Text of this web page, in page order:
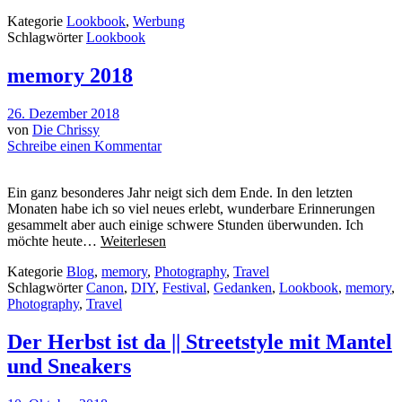
Kategorie Lookbook, Werbung
SchlagwörterLookbook
memory 2018
26. Dezember 2018
von Die Chrissy
Schreibe einen Kommentar
Ein ganz besonderes Jahr neigt sich dem Ende. In den letzten
Monaten habe ich so viel neues erlebt, wunderbare Erinnerungen
gesammelt aber auch einige schwere Stunden überwunden. Ich
möchte heute… Weiterlesen
Kategorie Blog, memory, Photography, Travel
SchlagwörterCanon, DIY, Festival, Gedanken, Lookbook, memory,
Photography, Travel
Der Herbst ist da || Streetstyle mit Mantel
und Sneakers